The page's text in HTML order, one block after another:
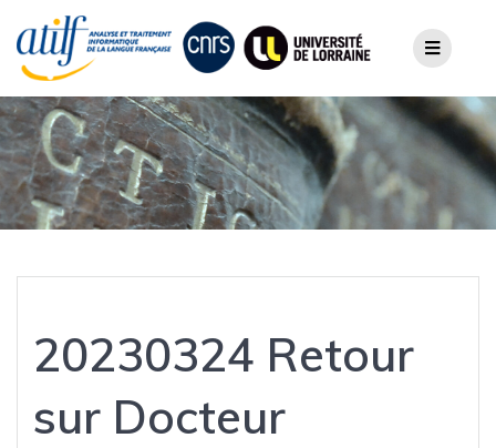
content
20230324 Retour
sur Docteur